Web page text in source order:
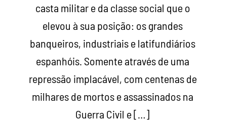
casta militar e da classe social que o
elevou à sua posição: os grandes
banqueiros, industriais e latifundiários
espanhóis. Somente através de uma
repressão implacável, com centenas de
milhares de mortos e assassinados na
Guerra Civil e […]